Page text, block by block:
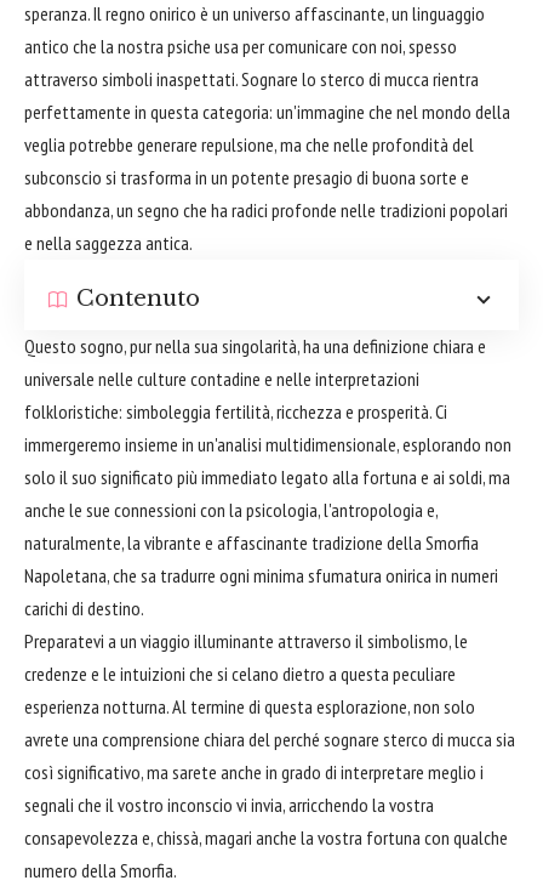
speranza. Il regno onirico è un universo affascinante, un linguaggio
antico che la nostra psiche usa per comunicare con noi, spesso
attraverso simboli inaspettati. Sognare lo sterco di mucca rientra
perfettamente in questa categoria: un'immagine che nel mondo della
veglia potrebbe generare repulsione, ma che nelle profondità del
subconscio si trasforma in un potente presagio di buona sorte e
abbondanza, un segno che ha radici profonde nelle tradizioni popolari
e nella saggezza antica.
Contenuto
Questo sogno, pur nella sua singolarità, ha una definizione chiara e
universale nelle culture contadine e nelle interpretazioni
folkloristiche: simboleggia fertilità, ricchezza e prosperità. Ci
immergeremo insieme in un'analisi multidimensionale, esplorando non
solo il suo significato più immediato legato alla fortuna e ai soldi, ma
anche le sue connessioni con la psicologia, l'antropologia e,
naturalmente, la vibrante e affascinante tradizione della Smorfia
Napoletana, che sa tradurre ogni minima sfumatura onirica in numeri
carichi di destino.
Preparatevi a un viaggio illuminante attraverso il simbolismo, le
credenze e le intuizioni che si celano dietro a questa peculiare
esperienza notturna. Al termine di questa esplorazione, non solo
avrete una comprensione chiara del perché sognare sterco di mucca sia
così significativo, ma sarete anche in grado di interpretare meglio i
segnali che il vostro inconscio vi invia, arricchendo la vostra
consapevolezza e, chissà, magari anche la vostra fortuna con qualche
numero della Smorfia.